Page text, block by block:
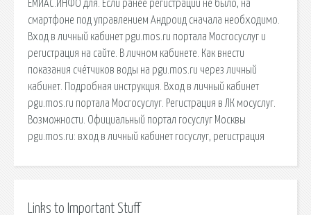
ЕМИАС.ИНФО для. Если ранее регистрации не было, на
смартфоне под управлением Андроид сначала необходимо.
Вход в личный кабинет pgu.mos.ru портала Мосгосуслуг и
регистрация на сайте. В личном кабинете. Как внести
показания счётчиков воды на pgu.mos.ru через личный
кабинет. Подробная инструкция. Вход в личный кабинет
pgu.mos.ru портала Мосгосуслуг. Регистрация в ЛК мосуслуг.
Возможности. Официальный портал госуслуг Москвы
pgu.mos.ru: вход в личный кабинет госуслуг, регистрация
Links to Important Stuff